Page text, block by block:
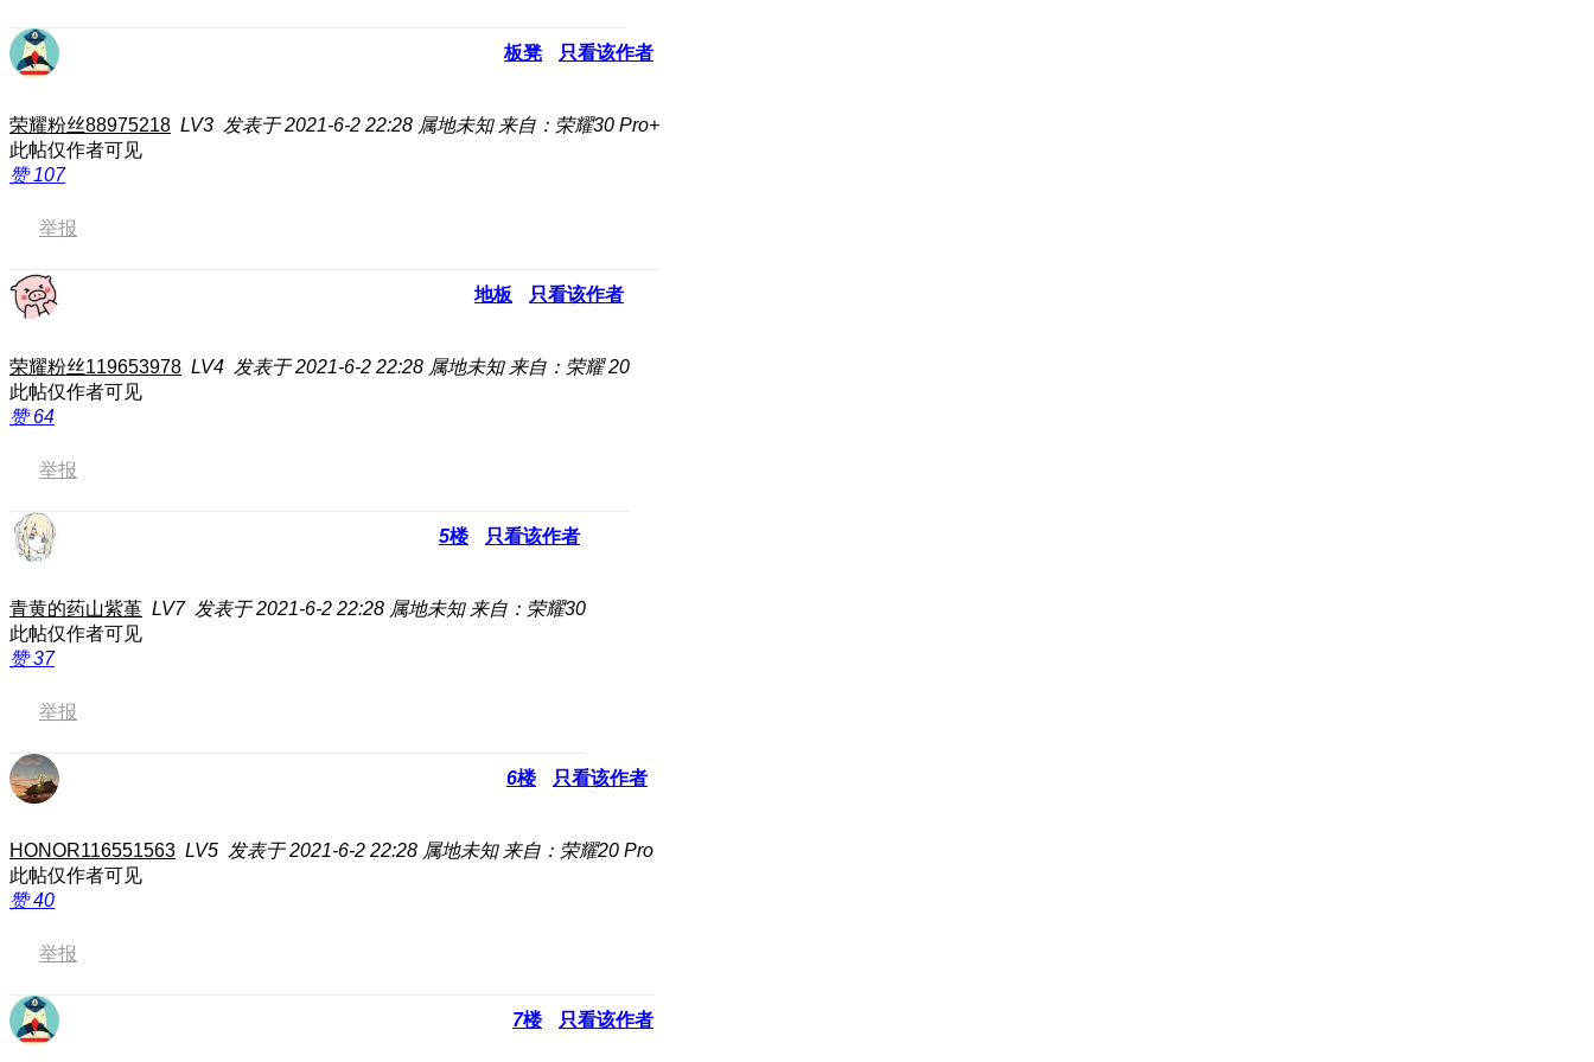
板凳 只看该作者
荣耀粉丝88975218 LV3 发表于 2021-6-2 22:28 属地未知 来自：荣耀30 Pro+
此帖仅作者可见
赞107
举报
地板 只看该作者
荣耀粉丝119653978 LV4 发表于 2021-6-2 22:28 属地未知 来自：荣耀 20
此帖仅作者可见
赞64
举报
5楼 只看该作者
青黄的药山紫堇 LV7 发表于 2021-6-2 22:28 属地未知 来自：荣耀30
此帖仅作者可见
赞37
举报
6楼 只看该作者
HONOR116551563 LV5 发表于 2021-6-2 22:28 属地未知 来自：荣耀20 Pro
此帖仅作者可见
赞40
举报
7楼 只看该作者